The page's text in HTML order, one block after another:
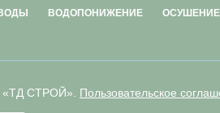
ВОДОПОНИЖЕНИЕ ОСУШЕНИЕ
«ТД СТРОЙ». Пользовательское